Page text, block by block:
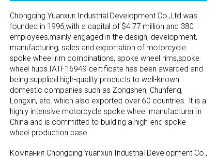
Chongqing Yuanxun Industrial Development Co.,Ltd.was
founded in 1996,with a capital of $4.77 million and 380
employees,mainly engaged in the design, development,
manufacturing, sales and exportation of motorcycle
spoke wheel rim combinations, spoke wheel rims,spoke
wheel hubs.IATF16949 certificate has been awarded and
being supplied high-quality products to well-known
domestic companies such as Zongshen, Chunfeng,
Longxin, etc, which also exported over 60 countries. It is a
highly intensive motorcycle spoke wheel manufacturer in
China and is committed to building a high-end spoke
wheel production base.
Компания Chongqing Yuanxun Industrial Development Co.,